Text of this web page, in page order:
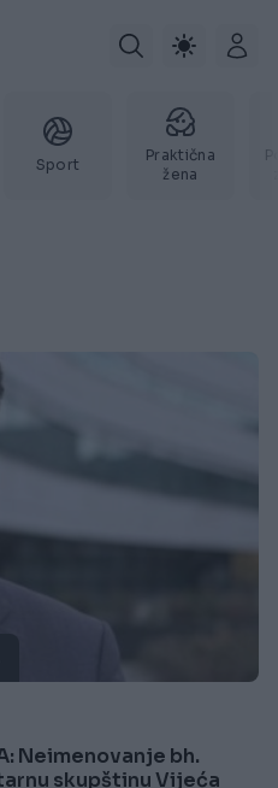
Sport
Praktična
žena
Neimenovanje bh.
skupštinu Vijeća